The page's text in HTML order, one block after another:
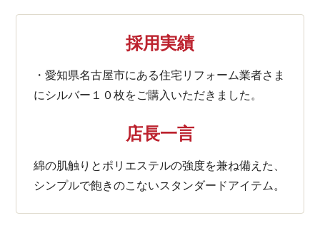
採用実績
・愛知県名古屋市にある住宅リフォーム業者さま
にシルバー１０枚をご購入いただきました。
店長一言
綿の肌触りとポリエステルの強度を兼ね備えた、
シンプルで飽きのこないスタンダードアイテム。